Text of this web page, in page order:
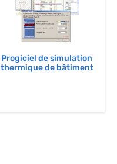
Progiciel de simulation
thermique de bâtiment